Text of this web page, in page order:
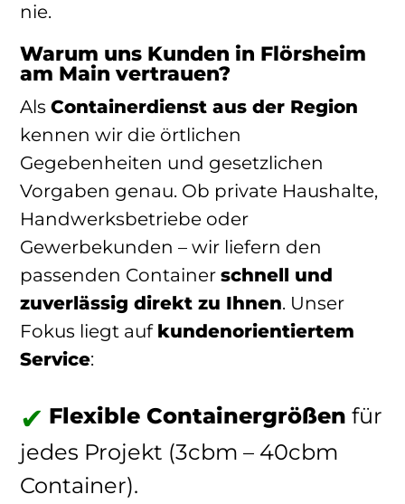
nie.
Warum uns Kunden in Flörsheim
am Main vertrauen?
Als Containerdienst aus der Region
kennen wir die örtlichen
Gegebenheiten und gesetzlichen
Vorgaben genau. Ob private Haushalte,
Handwerksbetriebe oder
Gewerbekunden – wir liefern den
passenden Container schnell und
zuverlässig direkt zu Ihnen. Unser
Fokus liegt auf kundenorientiertem
Service:
Flexible Containergrößen für
jedes Projekt (3cbm – 40cbm
Container).